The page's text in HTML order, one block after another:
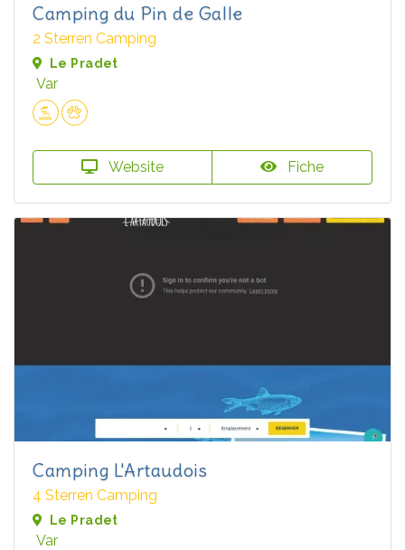
Camping du Pin de Galle
2 Sterren Camping
Le Pradet
Var
Website Fiche
Camping L'Artaudois
4 Sterren Camping
Le Pradet
Var